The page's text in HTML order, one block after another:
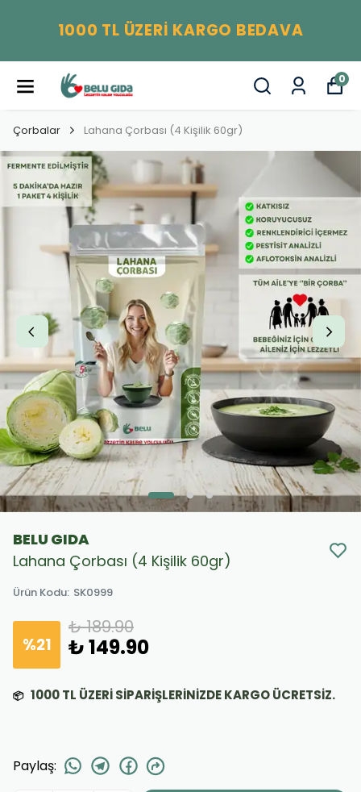
1000 TL ÜZERİ KARGO BEDAVA
0
Çorbalar Lahana Çorbası (4 Kişilik 60gr)
BELU GIDA
Lahana Çorbası (4 Kişilik 60gr)
Ürün Kodu: SK0999
%21
₺ 189.90
₺ 149.90
📦 1000TL ÜZERİ SİPARİŞLERİNİZDE KARGO ÜCRETSİZ.
Paylaş: